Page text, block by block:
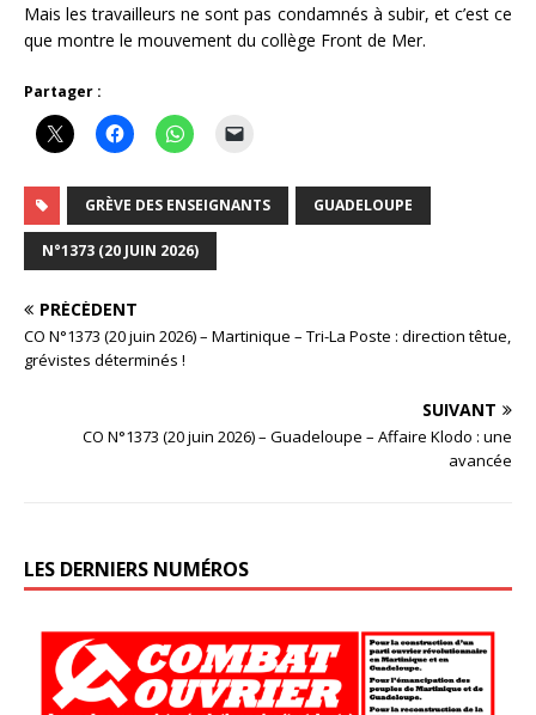
Mais les travailleurs ne sont pas condamnés à subir, et c’est ce
que montre le mouvement du collège Front de Mer.
Partager :
GRÈVE DES ENSEIGNANTS GUADELOUPE
N°1373 (20 JUIN 2026)
PRÉCÉDENT
CO N°1373 (20 juin 2026) – Martinique – Tri-La Poste : direction têtue,
grévistes déterminés !
SUIVANT
CO N°1373 (20 juin 2026) – Guadeloupe – Affaire Klodo : une
avancée
LES DERNIERS NUMÉROS